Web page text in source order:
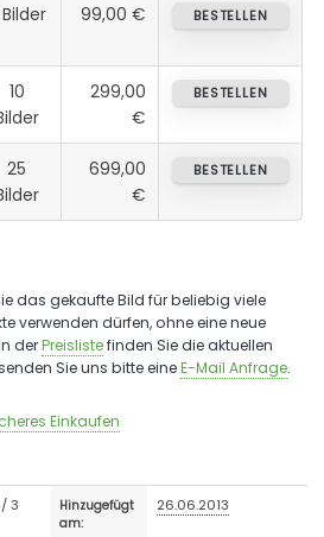
99,00 € BESTELLEN
10
299,00
€
BESTELLEN
25
699,00
€
BESTELLEN
das gekaufte Bild für beliebig viele
verwenden dürfen, ohne eine neue
derPreislistefinden Sie die aktuellen
Sie uns bitte eineE-Mail Anfrage.
Einkaufen
3
Hinzugefügt
am:
26.06.2013